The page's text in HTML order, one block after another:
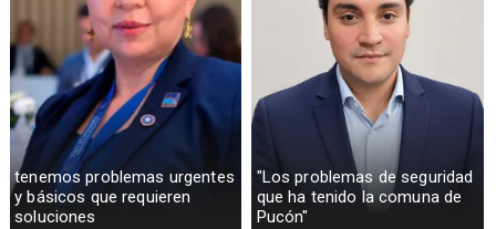
tenemos problemas urgentes
y básicos que requieren
soluciones
"Los problemas de seguridad
que ha tenido la comuna de
Pucón"